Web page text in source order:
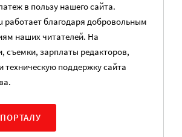
в пользу нашего сайта.
работает благодаря добровольным
наших читателей. На
съемки, зарплаты редакторов,
техническую поддержку сайта